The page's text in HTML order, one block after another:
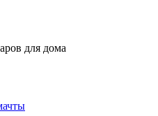
для дома